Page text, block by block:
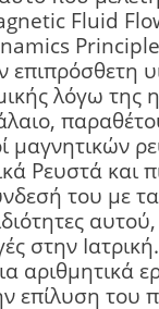
Fluid
επιπρόσθετη
λόγω της
μαγνητικών
Ρευστά και
του με
στην
αριθμητικά
επίλυση του